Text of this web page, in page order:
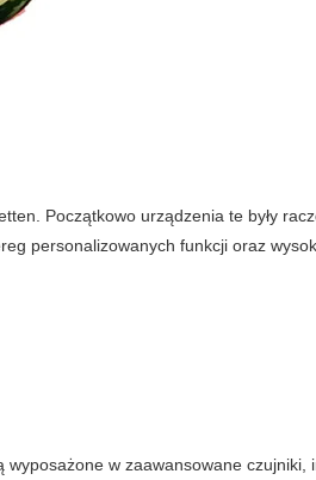
Początkowo urządzenia te były
personalizowanych funkcji oraz
w zaawansowane czujniki,